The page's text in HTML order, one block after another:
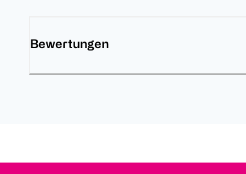
Bewertungen